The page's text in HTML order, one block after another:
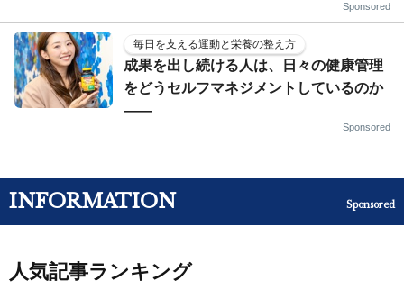
Sponsored
毎日を支える運動と栄養の整え方
成果を出し続ける人は、日々の健康管理
をどうセルフマネジメントしているのか
——
Sponsored
INFORMATION Sponsored
人気記事ランキング